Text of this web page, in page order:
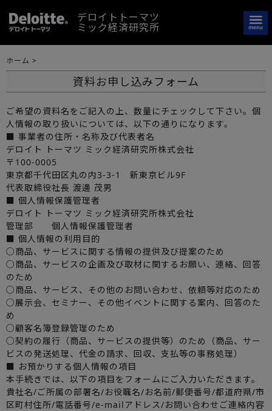
デロイトトーマツ
ミック経済研究所
ホーム >
資料お申し込みフォーム
ご希望の資料名をご記入の上、数量にチェックして下さい。個
人情報の取り扱いについては、以下の通りになります。
■ 事業者の住所・名称及び代表者名
デロイト トーマツ ミック経済研究所株式会社
〒100-0005
東京都千代田区丸の内3-3-1 新東京ビル9F
代表取締役社長 渡邊 茂男
■ 個人情報保護管理者
デロイト トーマツ ミック経済研究所株式会社
管理部 個人情報保護管理者
■ 個人情報の利用目的
○商品、サービスに関する情報の提供及び提案のため
○商品、サービスの企画及び取材に関するお願い、連絡、回答
のため
○商品、サービス、その他のお問い合わせ、依頼等対応のため
○展示会、セミナー、その他イベントに関する案内、回答のた
め
○顧客名簿登録管理のため
○契約の履行（商品、サービスの提供等）のため（商品、サー
ビスの発送処理、代金の請求、回収、支払等の事務処理）
■ お預かりする個人情報の項目
本手続きでは、以下の項目をフォームにご入力いただきます。
貴社名/ご所属の部署名/お役職名/お名前/郵便番号/都道府県/市
区町村住所/電話番号/e-mailアドレス/お問い合わせご連絡内容